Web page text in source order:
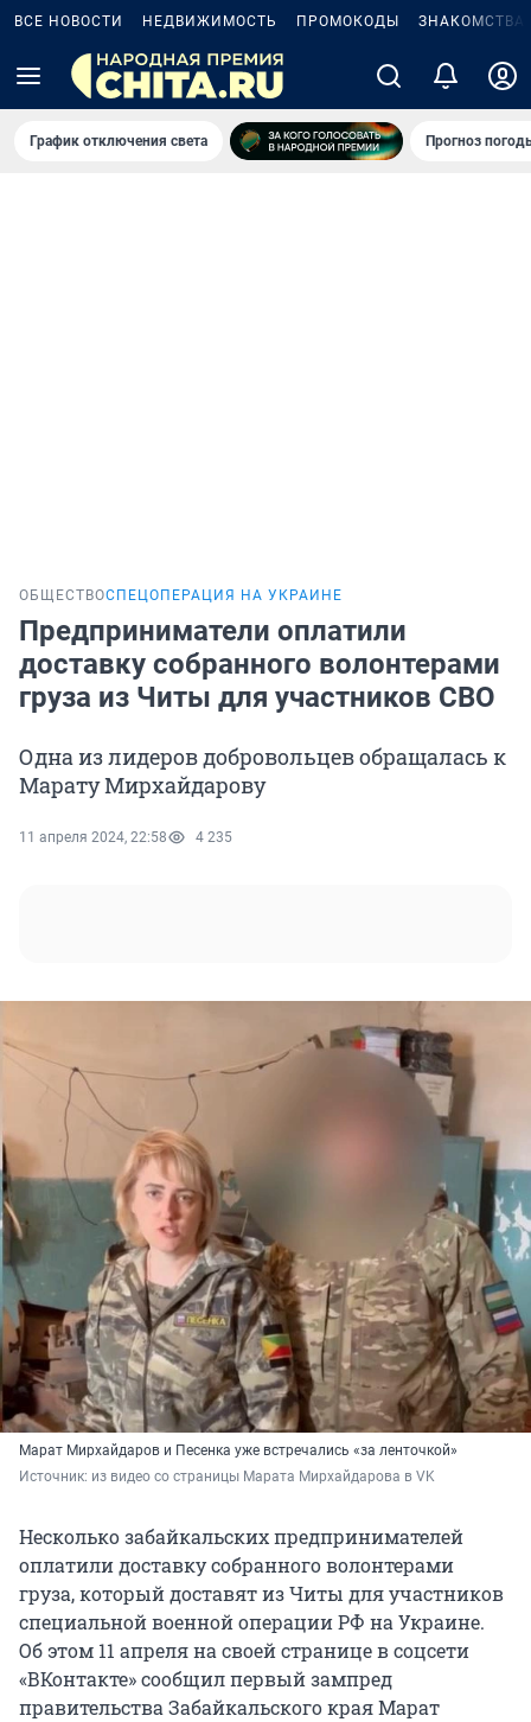
ВСЕ НОВОСТИ НЕДВИЖИМОСТЬ ПРОМОКОДЫ ЗНАКОМСТВА
График отключения света Прогноз
ОБЩЕСТВОСПЕЦОПЕРАЦИЯ НА УКРАИНЕ
Предприниматели оплатили
доставку собранного волонтерами
груза из Читы для участников СВО
Одна из лидеров добровольцев обращалась к
Марату Мирхайдарову
11 апреля 2024, 22:58 4 235
Марат Мирхайдаров и Песенка уже встречались «за ленточкой»
Источник: из видео со страницы Марата Мирхайдарова в VK
Несколько забайкальских предпринимателей
оплатили доставку собранного волонтерами
груза, который доставят из Читы для участников
специальной военной операции РФ на Украине.
Об этом 11 апреля на своей странице в соцсети
«ВКонтакте» сообщил первый зампред
правительства Забайкальского края Марат